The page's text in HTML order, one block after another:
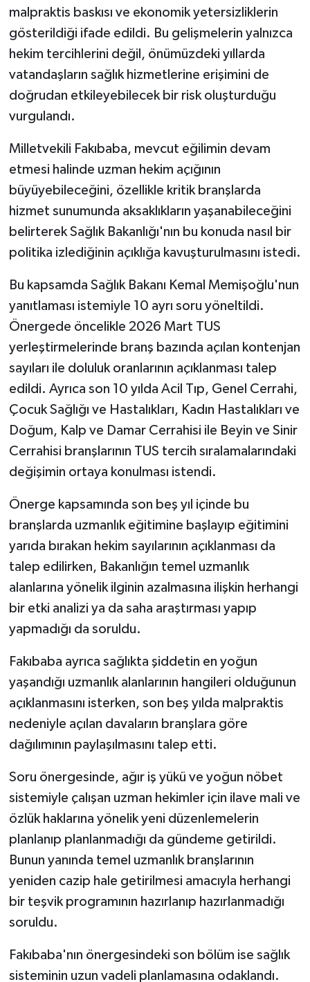
malpraktis baskısı ve ekonomik yetersizliklerin
gösterildiği ifade edildi. Bu gelişmelerin yalnızca
hekim tercihlerini değil, önümüzdeki yıllarda
vatandaşların sağlık hizmetlerine erişimini de
doğrudan etkileyebilecek bir risk oluşturduğu
vurgulandı.
Milletvekili Fakıbaba, mevcut eğilimin devam
etmesi halinde uzman hekim açığının
büyüyebileceğini, özellikle kritik branşlarda
hizmet sunumunda aksaklıkların yaşanabileceğini
belirterek Sağlık Bakanlığı'nın bu konuda nasıl bir
politika izlediğinin açıklığa kavuşturulmasını istedi.
Bu kapsamda Sağlık Bakanı Kemal Memişoğlu'nun
yanıtlaması istemiyle 10 ayrı soru yöneltildi.
Önergede öncelikle 2026 Mart TUS
yerleştirmelerinde branş bazında açılan kontenjan
sayıları ile doluluk oranlarının açıklanması talep
edildi. Ayrıca son 10 yılda Acil Tıp, Genel Cerrahi,
Çocuk Sağlığı ve Hastalıkları, Kadın Hastalıkları ve
Doğum, Kalp ve Damar Cerrahisi ile Beyin ve Sinir
Cerrahisi branşlarının TUS tercih sıralamalarındaki
değişimin ortaya konulması istendi.
Önerge kapsamında son beş yıl içinde bu
branşlarda uzmanlık eğitimine başlayıp eğitimini
yarıda bırakan hekim sayılarının açıklanması da
talep edilirken, Bakanlığın temel uzmanlık
alanlarına yönelik ilginin azalmasına ilişkin herhangi
bir etki analizi ya da saha araştırması yapıp
yapmadığı da soruldu.
Fakıbaba ayrıca sağlıkta şiddetin en yoğun
yaşandığı uzmanlık alanlarının hangileri olduğunun
açıklanmasını isterken, son beş yılda malpraktis
nedeniyle açılan davaların branşlara göre
dağılımının paylaşılmasını talep etti.
Soru önergesinde, ağır iş yükü ve yoğun nöbet
sistemiyle çalışan uzman hekimler için ilave mali ve
özlük haklarına yönelik yeni düzenlemelerin
planlanıp planlanmadığı da gündeme getirildi.
Bunun yanında temel uzmanlık branşlarının
yeniden cazip hale getirilmesi amacıyla herhangi
bir teşvik programının hazırlanıp hazırlanmadığı
soruldu.
Fakıbaba'nın önergesindeki son bölüm ise sağlık
sisteminin uzun vadeli planlamasına odaklandı.